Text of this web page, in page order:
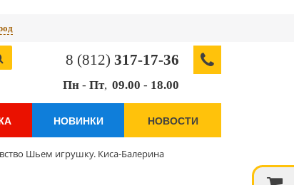
8 (812) 317-17-36
Пн - Пт, 09.00 - 18.00
НОВИНКИ НОВОСТИ
Шьем игрушку. Киса-Балерина